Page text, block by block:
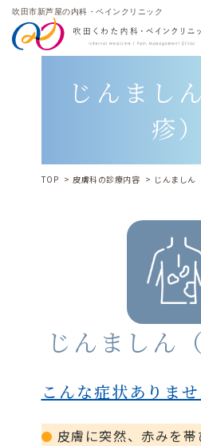
吹田市新芦屋の内科・ペインクリニック
じんまし
疹）
TOP 皮膚科の診療内容 じんましん
じんましん
こんな症状ありませ
皮膚に突然、赤みを